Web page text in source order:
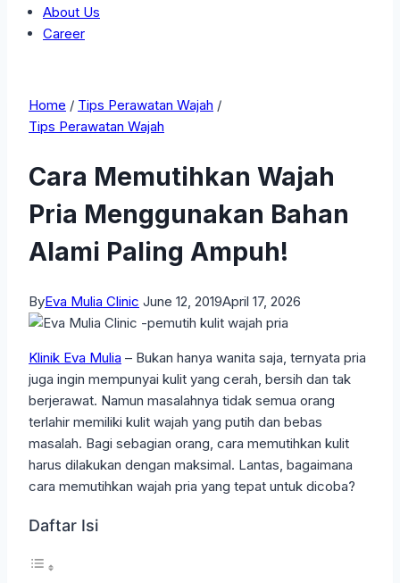
About Us
Career
Home / Tips Perawatan Wajah /
Tips Perawatan Wajah
Cara Memutihkan Wajah
Pria Menggunakan Bahan
Alami Paling Ampuh!
ByEva Mulia Clinic June 12, 2019April 17, 2026
Klinik Eva Mulia – Bukan hanya wanita saja, ternyata pria
juga ingin mempunyai kulit yang cerah, bersih dan tak
berjerawat. Namun masalahnya tidak semua orang
terlahir memiliki kulit wajah yang putih dan bebas
masalah. Bagi sebagian orang, cara memutihkan kulit
harus dilakukan dengan maksimal. Lantas, bagaimana
cara memutihkan wajah pria yang tepat untuk dicoba?
Daftar Isi